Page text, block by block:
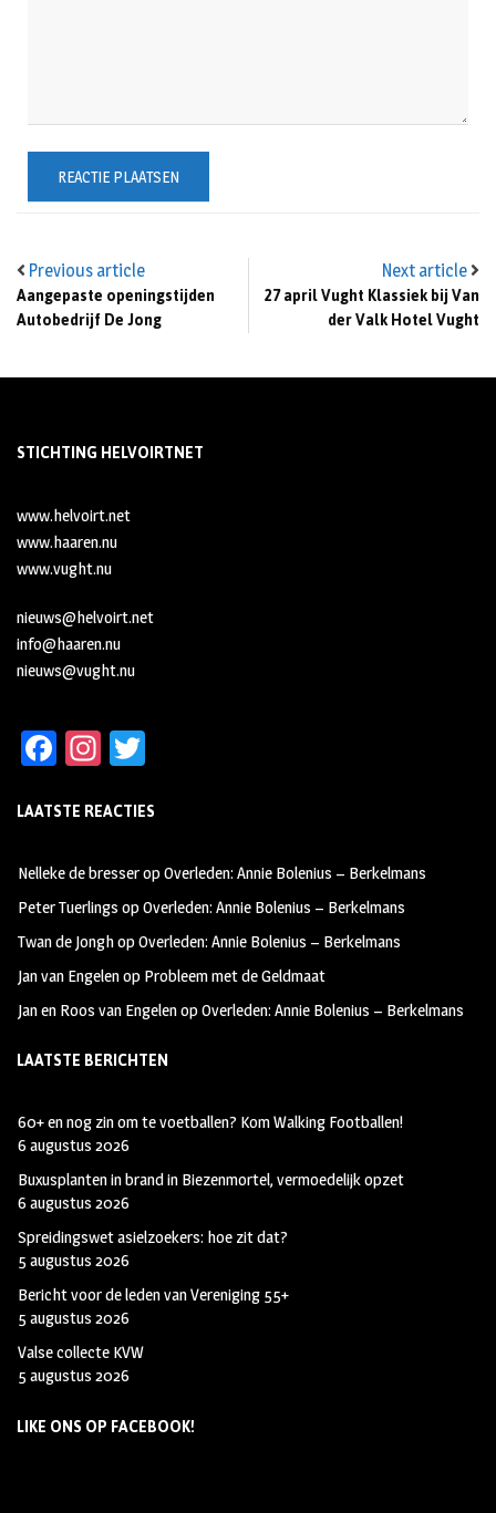
Previous article
Aangepaste openingstijden
Autobedrijf De Jong
Next article
27 april Vught Klassiek bij Van
der Valk Hotel Vught
STICHTING HELVOIRTNET
www.helvoirt.net
www.haaren.nu
www.vught.nu
nieuws@helvoirt.net
info@haaren.nu
nieuws@vught.nu
Fa
b
oo
k
In
ag
m
tt
LAATSTE REACTIES
Nelleke de bresseropOverleden: Annie Bolenius – Berkelmans
Peter Tuerlings opOverleden: Annie Bolenius – Berkelmans
Twan de JonghopOverleden: Annie Bolenius – Berkelmans
Jan van Engelenop Probleem met de Geldmaat
Jan en Roos van EngelenopOverleden: Annie Bolenius – Berkelmans
LAATSTE BERICHTEN
60+ en nog zin om te voetballen? Kom Walking Footballen!
6 augustus 2026
Buxusplanten in brand in Biezenmortel, vermoedelijk opzet
6 augustus 2026
Spreidingswet asielzoekers: hoe zit dat?
5 augustus 2026
Bericht voor de leden van Vereniging 55+
5 augustus 2026
Valse collecte KVW
5 augustus 2026
LIKE ONS OP FACEBOOK!